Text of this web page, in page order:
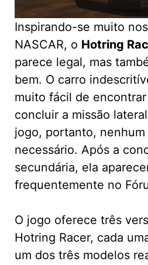
Inspirando-se muito
NASCAR, o Hotring
parece legal, mas
bem. O carro
muito fácil de
concluir a missão
jogo, portanto,
necessário. Após a
secundária, ela
frequentemente no
O jogo oferece três
Hotring Racer, cada
um dos três modelos